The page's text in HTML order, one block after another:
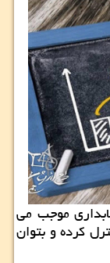
موجب می
کرده و بتوان